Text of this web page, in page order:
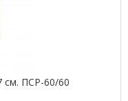
см. ПСР-60/60